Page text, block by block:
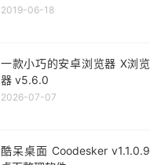
2019-06-18
一款小巧的安卓浏览器 X浏览
器 v5.6.0
2026-07-07
酷呆桌面 Coodesker v1.1.0.9